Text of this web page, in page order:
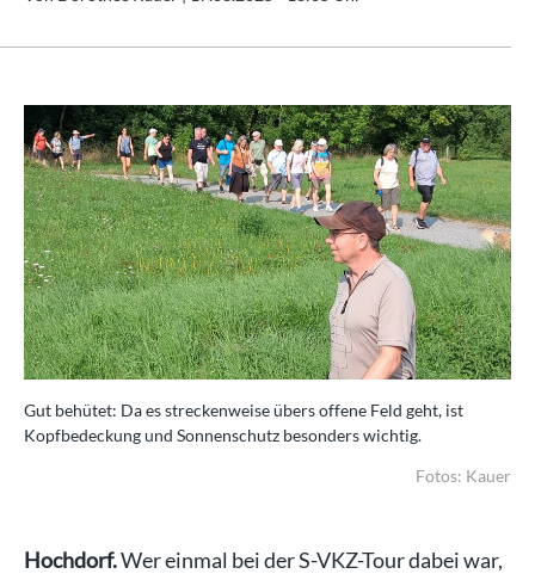
Gut behütet: Da es streckenweise übers offene Feld geht, ist
Kopfbedeckung und Sonnenschutz besonders wichtig.
Fotos: Kauer
Hochdorf.Wer einmal bei der S-VKZ-Tour dabei war,